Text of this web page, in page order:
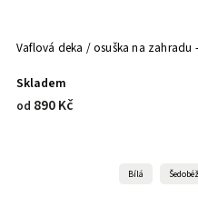
Vaflová deka / osuška na zahradu
Skladem
od 890 Kč
Bílá